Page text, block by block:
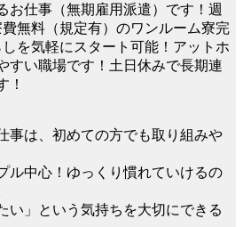
お仕事（無期雇用派遣）です！週
無料（規定有）のワンルーム寮完
を気軽にスタート可能！アットホ
すい職場です！土日休みで長期連
！
事は、初めての方でも取り組みや
ル中心！ゆっくり慣れていけるの
い」という気持ちを大切にできる